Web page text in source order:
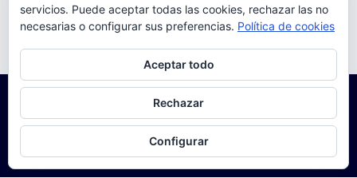
torrent al dia Ago 5, 2026
servicios. Puede aceptar todas las cookies, rechazar las no
necesarias o configurar sus preferencias. Política de cookies
Aceptar todo
Rechazar
Configurar
Para obtener más información, incluido cómo gestionar las cookies,